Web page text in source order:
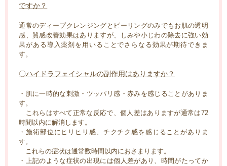
ですか？
通常のディープクレンジングとピーリングのみでもお肌の透明
感、質感改善効果はありますが、しみや小じわの除去に強い効
果がある導入薬剤を用いることでさらなる効果が期待できま
す。
〇ハイドラフェイシャルの副作用はありますか？
・肌に一時的な刺激・ツッパリ感・赤みを感じることがありま
す。
これらはすべて正常な反応で、個人差はありますが通常は72
時間以内に解消します。
・施術部位にヒリヒリ感、チクチク感を感じることがありま
す。
これらの症状は通常数時間以内におさまります。
・上記のような症状の出現には個人差があり、時間がたってか